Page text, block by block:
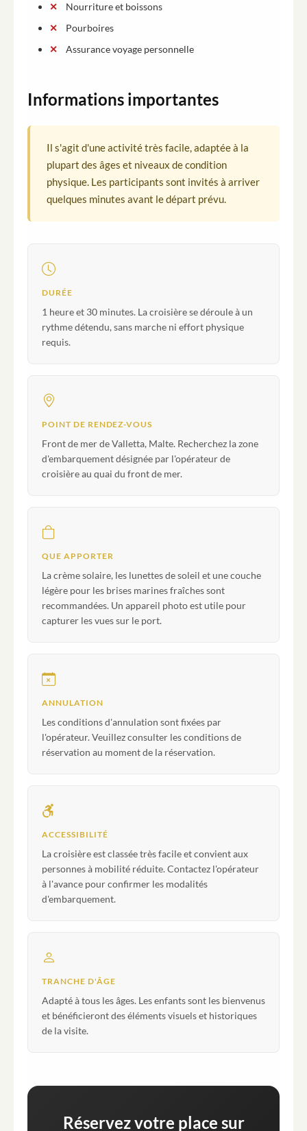
Nourriture et boissons
Pourboires
Assurance voyage personnelle
Informations importantes
Il s'agit d'une activité très facile, adaptée à la
plupart des âges et niveaux de condition
physique. Les participants sont invités à arriver
quelques minutes avant le départ prévu.
DURÉE
1 heure et 30 minutes. La croisière se déroule à un
rythme détendu, sans marche ni effort physique
requis.
POINT DE RENDEZ-VOUS
Front de mer de Valletta, Malte. Recherchez la zone
d'embarquement désignée par l'opérateur de
croisière au quai du front de mer.
QUE APPORTER
La crème solaire, les lunettes de soleil et une couche
légère pour les brises marines fraîches sont
recommandées. Un appareil photo est utile pour
capturer les vues sur le port.
ANNULATION
Les conditions d'annulation sont fixées par
l'opérateur. Veuillez consulter les conditions de
réservation au moment de la réservation.
ACCESSIBILITÉ
La croisière est classée très facile et convient aux
personnes à mobilité réduite. Contactez l'opérateur
à l'avance pour confirmer les modalités
d'embarquement.
TRANCHE D'ÂGE
Adapté à tous les âges. Les enfants sont les bienvenus
et bénéficieront des éléments visuels et historiques
de la visite.
Réservez votre place sur